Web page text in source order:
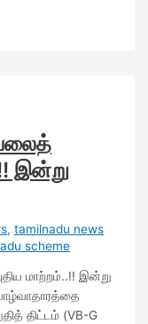
இன்று
,tamilnadu news
scheme
மாற்றம்..!! இன்று
திட்டம் (VB-G